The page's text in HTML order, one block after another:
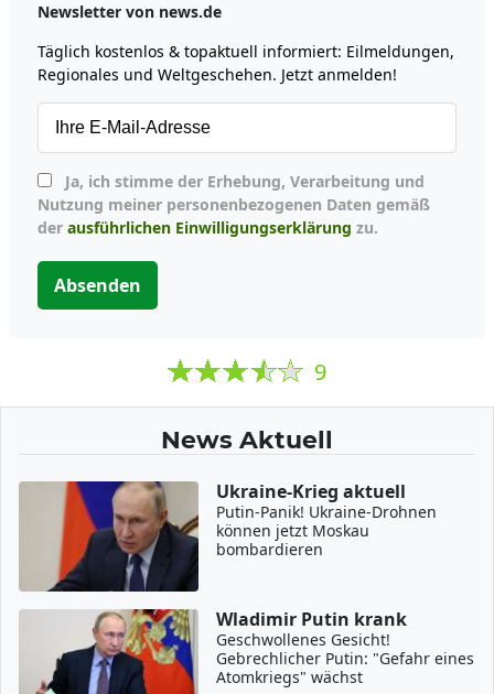
Newsletter von news.de
Täglich kostenlos & topaktuell informiert: Eilmeldungen,
Regionales und Weltgeschehen. Jetzt anmelden!
Nutzung meiner personenbezogenen Daten gemäß
der ausführlichen Einwilligungserklärung zu.
Absenden
9
News Aktuell
Ukraine-Krieg aktuell
Putin-Panik! Ukraine-Drohnen
können jetzt Moskau
bombardieren
Wladimir Putin krank
Geschwollenes Gesicht!
Gebrechlicher Putin: "Gefahr eines
Atomkriegs" wächst